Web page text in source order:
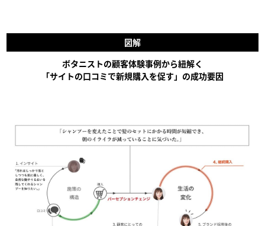
図解
ボタニストの顧客体験事例から紐解く
「サイトの口コミで新規購入を促す」の成功要因